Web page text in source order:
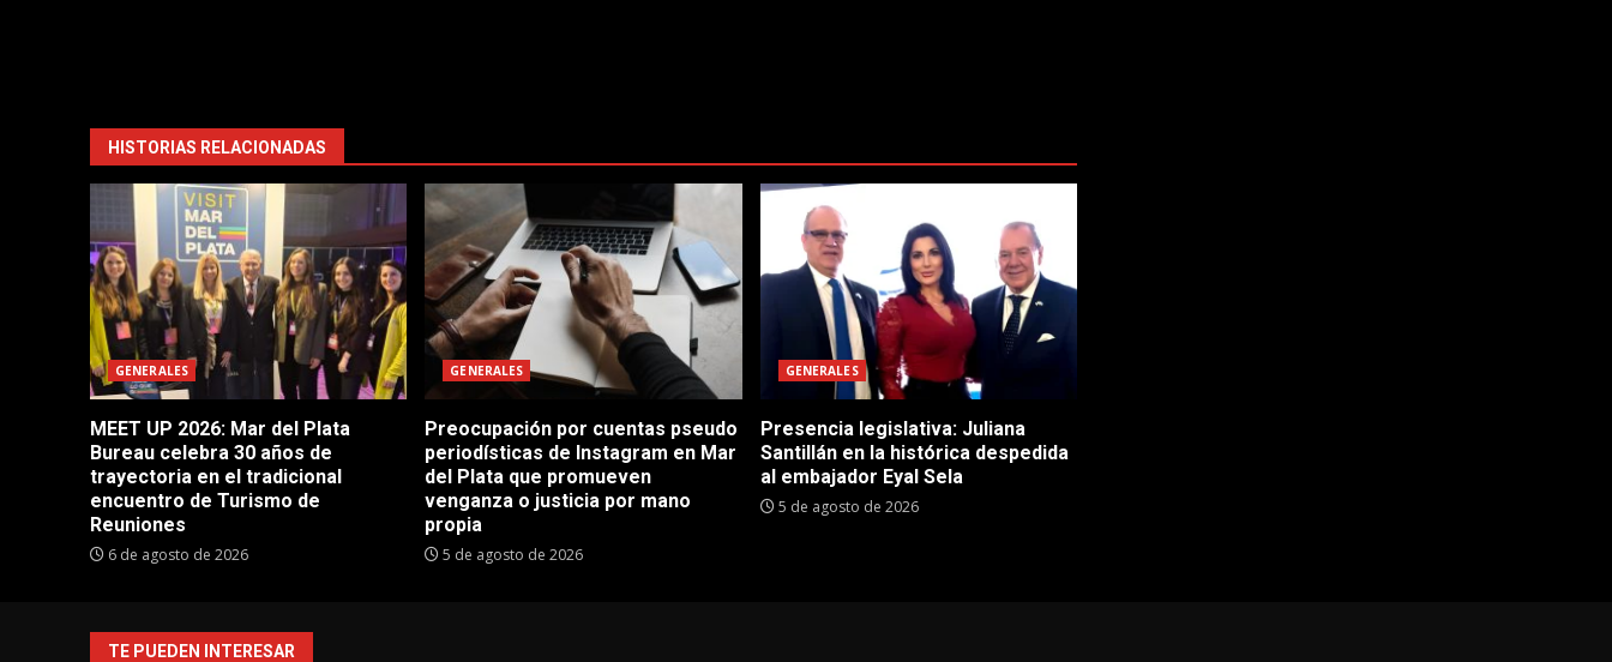
HISTORIAS RELACIONADAS
GENERALES
MEET UP 2026: Mar del Plata
Bureau celebra 30 años de
trayectoria en el tradicional
encuentro de Turismo de
Reuniones
6 de agosto de 2026
GENERALES
Preocupación por cuentas pseudo
periodísticas de Instagram en Mar
del Plata que promueven
venganza o justicia por mano
propia
5 de agosto de 2026
GENERALES
Presencia legislativa: Juliana
Santillán en la histórica despedida
al embajador Eyal Sela
5 de agosto de 2026
TE PUEDEN INTERESAR